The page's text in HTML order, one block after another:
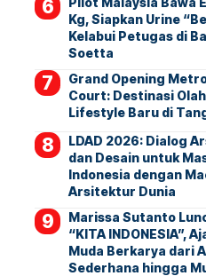
Kg, Siapkan Urine
Kelabui Petugas di
Soetta
Grand Opening
Court: Destinasi
Lifestyle Baru di
LDAD 2026: Dialog
dan Desain untuk
Indonesia dengan
Arsitektur Dunia
Marissa Sutanto
“KITA INDONESIA”,
Muda Berkarya dari
Sederhana hingga